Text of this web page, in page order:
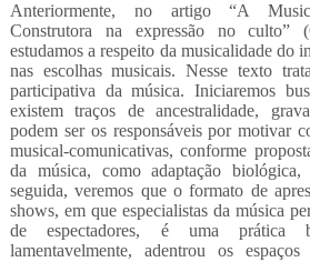
Anteriormente, no artigo “A
Construtora na expressão no culto”
estudamos a respeito da musicalidade do
nas escolhas musicais. Nesse texto
participativa da música. Iniciaremos
existem traços de ancestralidade,
podem ser os responsáveis por motivar
musical-comunicativas, conforme
da música, como adaptação
seguida, veremos que o formato de
shows, em que especialistas da música
de espectadores, é uma prática
lamentavelmente, adentrou os